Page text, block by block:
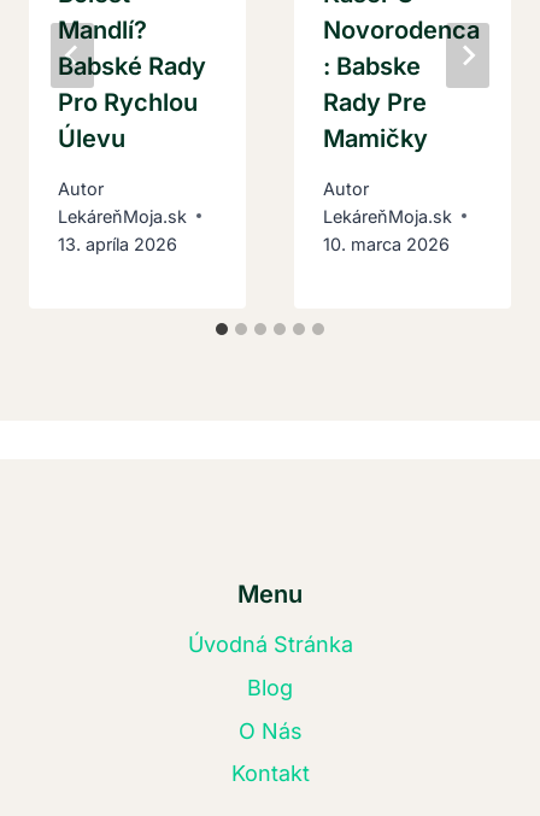
Mandlí?
Babské Rady
Pro Rychlou
Úlevu
Autor
LekáreňMoja.sk
13. apríla 2026
Novorodenca
: Babske
Rady Pre
Mamičky
Autor
LekáreňMoja.sk
10. marca 2026
Menu
Úvodná Stránka
Blog
O Nás
Kontakt